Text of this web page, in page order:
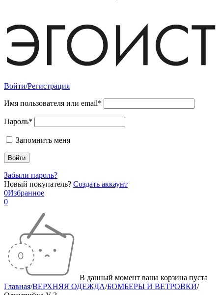
Войти/Регистрация
Имя пользователя или email*
Пароль*
Запомнить меня
Забыли пароль?
Новый покупатель? Создать аккаунт
0Избранное
0
В данный момент ваша корзина пуста
Главная/ВЕРХНЯЯ ОДЕЖДА/БОМБЕРЫ И ВЕТРОВКИ/